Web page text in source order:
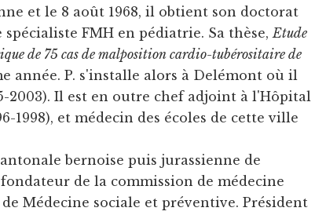
et le 8 août 1968, il obtient son doctorat
FMH en pédiatrie. Sa thèse,Etude
de 75 cas de malposition cardio-tubérositaire de
année. P. s'installe alors à Delémont où il
2003). Il est en outre chef adjoint à l'Hôpital
1998), et médecin des écoles de cette ville
bernoise puis jurassienne de
de la commission de médecine
Médecine sociale et préventive. Président